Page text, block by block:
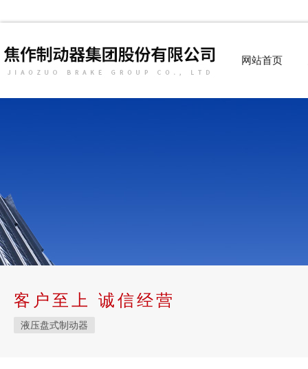
网站首页
客户至上 诚信经营
液压盘式制动器